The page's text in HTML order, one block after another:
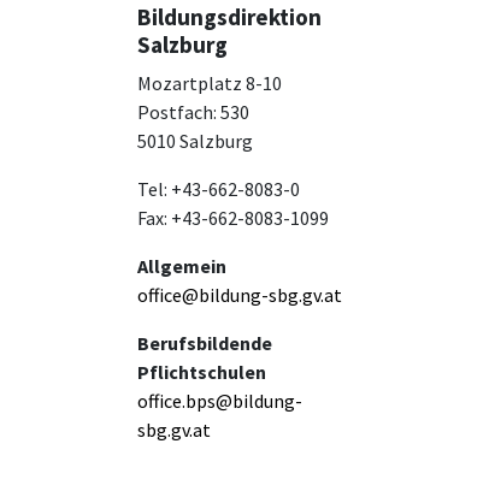
Bildungsdirektion
Salzburg
Mozartplatz 8-10
Postfach: 530
5010 Salzburg
Tel: +43-662-8083-0
Fax: +43-662-8083-1099
Allgemein
office@bildung-sbg.gv.at
Berufsbildende
Pflichtschulen
office.bps@bildung-
sbg.gv.at